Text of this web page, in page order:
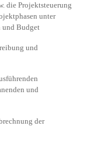
die Projektsteuerung
unter
und Budget
und
und
der